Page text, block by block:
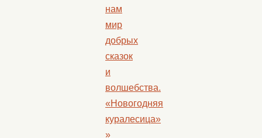
нам
мир
добрых
сказок
и
волшебства.
«Новогодняя
куралесица»
»